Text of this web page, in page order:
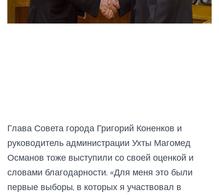
Глава Совета города Григорий Коненков и
руководитель администрации Ухты Магомед
Османов тоже выступили со своей оценкой и
словами благодарности. «Для меня это были
первые выборы, в которых я участвовал в